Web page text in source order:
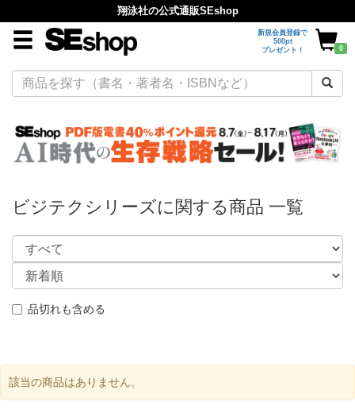
翔泳社の公式通販SEshop
新規会員登録で
500pt
プレゼント！
0
ビジテクシリーズに関する商品 一覧
品切れも含める
該当の商品はありません。